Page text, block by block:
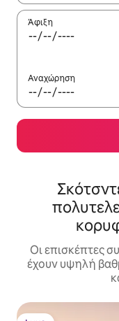
Άφιξη
Αναχώρηση
Οι επισκέπτες
έχουν υψηλή